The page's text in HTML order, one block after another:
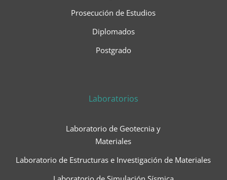
Prosecución de Estudios
Diplomados
Postgrado
Laboratorios
Laboratorio de Geotecnia y
Materiales
Laboratorio de Estructuras e Investigación de Materiales